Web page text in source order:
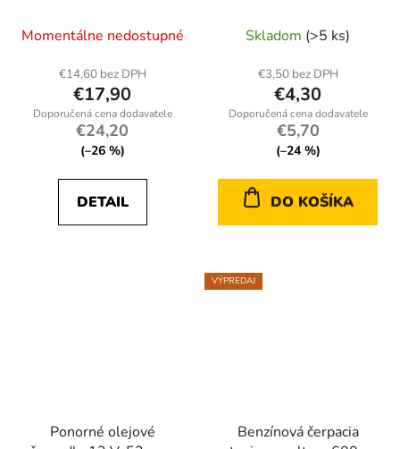
Momentálne nedostupné
€14,60 bez DPH
€17,90
€24,20
(–26 %)
DETAIL
Skladom (>5 ks)
€3,50 bez DPH
€4,30
€5,70
(–24 %)
DO KOŠÍKA
Ponorné olejové
VÝPREDAJ
Benzínová čerpacia